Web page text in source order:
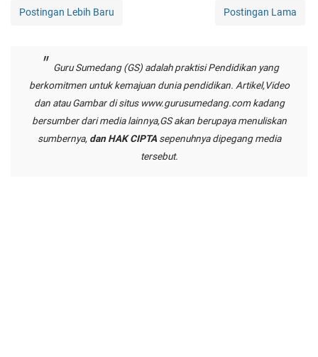
Postingan Lebih Baru Postingan Lama
Guru Sumedang (GS) adalah praktisi Pendidikan yang
berkomitmen untuk kemajuan dunia pendidikan. Artikel,Video
dan atau Gambar di situs www.gurusumedang.comkadang
bersumber dari media lainnya,GS akan berupaya menuliskan
sumbernya, dan HAK CIPTAsepenuhnya dipegang media
tersebut.